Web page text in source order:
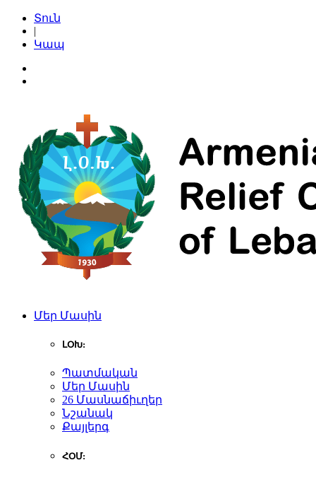
Տուն
|
Կապ
Մեր Մասին
ԼՕԽ:
Պատմական
Մեր Մասին
26 Մասնաճիւղեր
Նշանակ
Քայլերգ
ՀՕՄ: